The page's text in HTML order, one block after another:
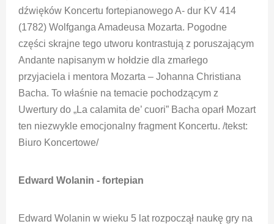
dźwięków Koncertu fortepianowego A- dur KV 414
(1782) Wolfganga Amadeusa Mozarta. Pogodne
części skrajne tego utworu kontrastują z poruszającym
Andante napisanym w hołdzie dla zmarłego
przyjaciela i mentora Mozarta – Johanna Christiana
Bacha. To właśnie na temacie pochodzącym z
Uwertury do „La calamita de’ cuori” Bacha oparł Mozart
ten niezwykle emocjonalny fragment Koncertu. /tekst:
Biuro Koncertowe/
Edward Wolanin - fortepian
Edward Wolanin w wieku 5 lat rozpoczął naukę gry na